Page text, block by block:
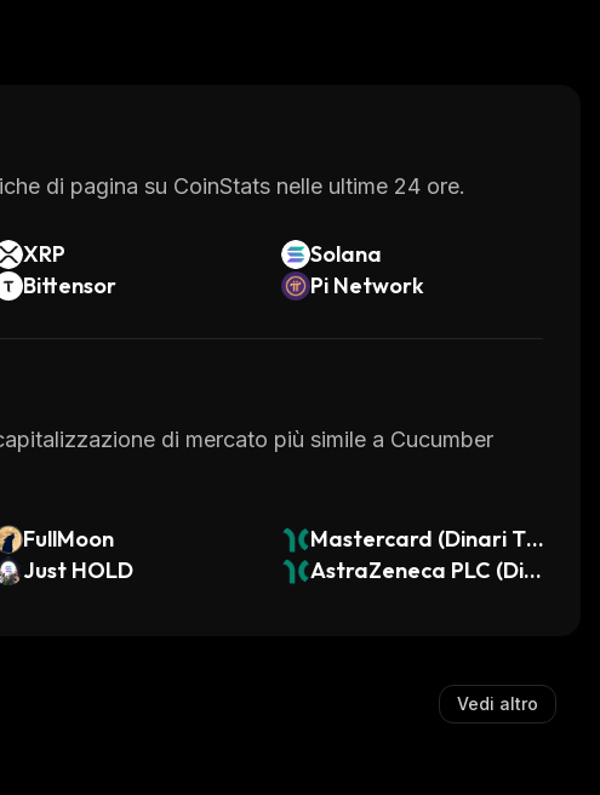
di pagina su CoinStats nelle ultime 24 ore.
XRP
Solana
Bittensor Pi Network
di mercato più simile a Cucumber
FullMoon
Mastercard (Dinari To
kenized Stock)
Just HOLD
AstraZeneca PLC (Din
Vedi altro